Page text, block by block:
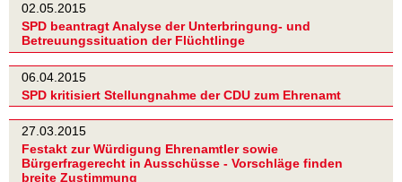
02.05.2015
SPD beantragt Analyse der Unterbringung- und
Betreuungssituation der Flüchtlinge
06.04.2015
SPD kritisiert Stellungnahme der CDU zum Ehrenamt
27.03.2015
Festakt zur Würdigung Ehrenamtler sowie
Bürgerfragerecht in Ausschüsse - Vorschläge finden
breite Zustimmung